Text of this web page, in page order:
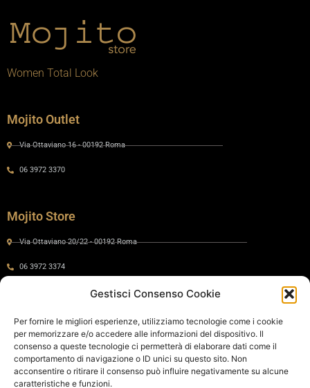
Gestisci Consenso Cookie
Per fornire le migliori esperienze, utilizziamo tecnologie come i cookie
per memorizzare e/o accedere alle informazioni del dispositivo. Il
consenso a queste tecnologie ci permetterà di elaborare dati come il
comportamento di navigazione o ID unici su questo sito. Non
acconsentire o ritirare il consenso può influire negativamente su alcune
caratteristiche e funzioni.
Women Total Look
Mojito Outlet
Via Ottaviano 16 - 00192 Roma
06 3972 3370
Mojito Store
Via Ottaviano 20/22 - 00192 Roma
06 3972 3374
Via Ottaviano 24 - 00192 Roma
06 575 8821